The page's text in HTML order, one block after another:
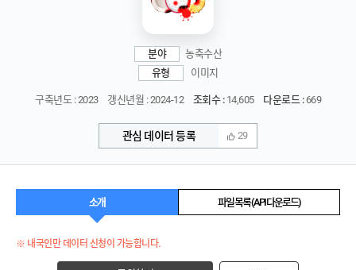
AI 개발지원
분야
농축수산
유형
이미지
구축년도 : 2023 갱신년월 : 2024-12 조회수 :14,605 다운로드 :669
관심 데이터 등록 29
소개 파일 목록 (API 다운로드)
※ 내국인만 데이터 신청이 가능합니다.